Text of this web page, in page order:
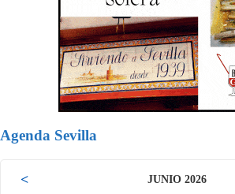
Agenda Sevilla
< JUNIO 2026